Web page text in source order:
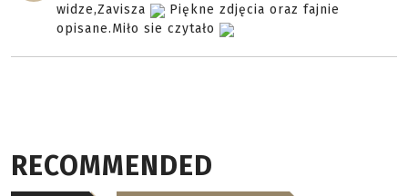
widze,Zavisza
Piękne zdjęcia oraz fajnie
opisane.Miło sie czytało
RECOMMENDED